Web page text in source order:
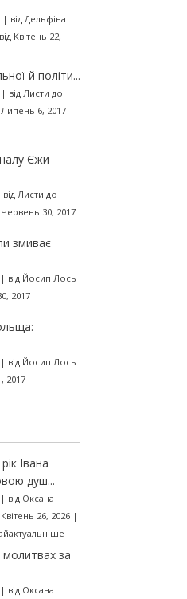
| від Дельфіна
від Квітень 22,
й політи...
| від Листи до
Липень 6, 2017
Єжи
від Листи до
Червень 30, 2017
змиває
від Йосип Лось
2017
від Йосип Лось
2017
Івана
душ...
від Оксана
Квітень 26, 2026|
за
від Оксана